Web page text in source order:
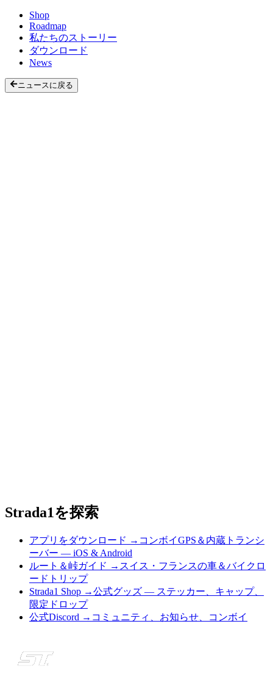
Shop
Roadmap
私たちのストーリー
ダウンロード
News
ニュースに戻る
Strada1を探索
アプリをダウンロード → コンボイGPS＆内蔵トランシ
ーバー — iOS & Android
ルート＆峠ガイド → スイス・フランスの車＆バイクロ
ードトリップ
Strada1 Shop →公式グッズ — ステッカー、キャップ、
限定ドロップ
公式Discord → コミュニティ、お知らせ、コンボイ